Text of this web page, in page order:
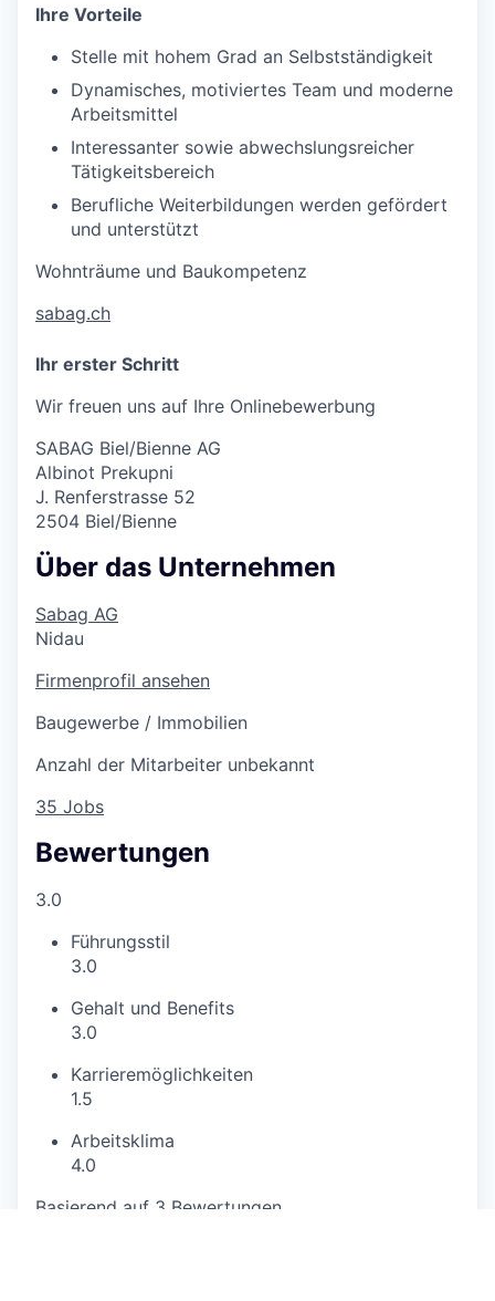
Ihre Vorteile
Stelle mit hohem Grad an Selbstständigkeit
Dynamisches, motiviertes Team und moderne
Arbeitsmittel
Interessanter sowie abwechslungsreicher
Tätigkeitsbereich
Berufliche Weiterbildungen werden gefördert
und unterstützt
Wohnträume und Baukompetenz
sabag.ch
Ihr erster Schritt
Wir freuen uns auf Ihre Onlinebewerbung
SABAG Biel/Bienne AG
Albinot Prekupni
J. Renferstrasse 52
2504 Biel/Bienne
Über das Unternehmen
Sabag AG
Nidau
Firmenprofil ansehen
Baugewerbe / Immobilien
Anzahl der Mitarbeiter unbekannt
35 Jobs
Bewertungen
3.0
Führungsstil
3.0
Gehalt und Benefits
3.0
Karrieremöglichkeiten
1.5
Arbeitsklima
4.0
Basierend auf 3 Bewertungen